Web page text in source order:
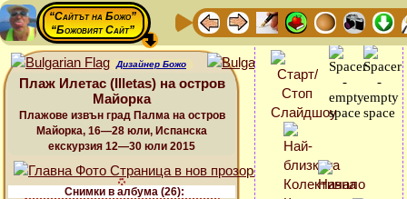
“Сайтът на Божо”
“Божовият Сайт”
Дизайнер Божо
Плаж Илетас (Illetas) на остров
Майорка
Плажове извън град Палма на остров
Майорка, 16—28 юли, Испанска
екскурзия 12—30 юли 2015
Снимки в албума (26):